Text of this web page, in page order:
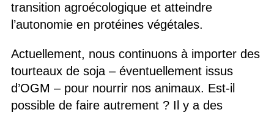
transition agroécologique et atteindre
l’autonomie en protéines végétales.
Actuellement, nous continuons à importer des
tourteaux de soja – éventuellement issus
d’OGM – pour nourrir nos animaux. Est-il
possible de faire autrement ? Il y a des